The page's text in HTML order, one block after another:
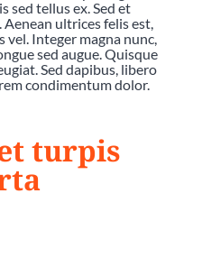
sed tellus ex. Sed et
ultrices felis est,
Integer magna nunc,
sed augue. Quisque
Sed dapibus, libero
condimentum dolor.
turpis